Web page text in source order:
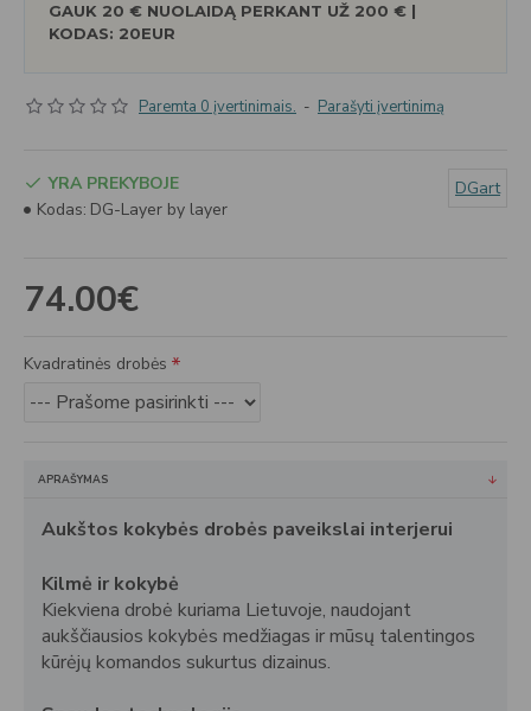
GAUK 20 € NUOLAIDĄ PERKANT UŽ 200 € |
KODAS: 20EUR
Paremta 0 įvertinimais. - Parašyti įvertinimą
74.00€
YRA PREKYBOJE
Kodas: DG-Layer by layer
DGart
Kvadratinės drobės
APRAŠYMAS
Aukštos kokybės drobės paveikslai interjerui
Kilmė ir kokybė
Kiekviena drobė kuriama Lietuvoje, naudojant
aukščiausios kokybės medžiagas ir mūsų talentingos
kūrėjų komandos sukurtus dizainus.